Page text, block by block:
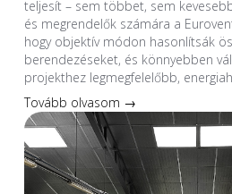
teljesít – sem többet, sem
és megrendelők számára a
hogy objektív módon hasonlítsák
berendezéseket, és könnyebben
projekthez legmegfelelőbb,
Tovább olvasom →